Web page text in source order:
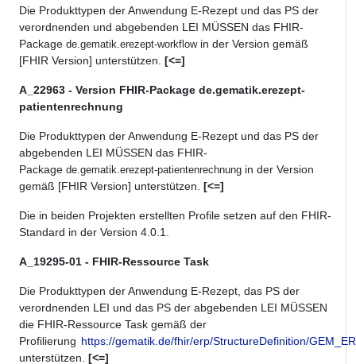
Die Produkttypen der Anwendung E-Rezept und das PS der
verordnenden und abgebenden LEI MÜSSEN das FHIR-
Package de.gematik.erezept-workflowin der Version gemäß
[FHIR Version] unterstützen. [<=]
A_22963 - Version FHIR-Package de.gematik.erezept-
patientenrechnung
Die Produkttypen der Anwendung E-Rezept und das PS der
abgebenden LEI MÜSSEN das FHIR-
Package de.gematik.erezept-patientenrechnung in der Version
gemäß [FHIR Version] unterstützen. [<=]
Die in beiden Projekten erstellten Profile setzen auf den FHIR-
Standard in der Version 4.0.1.
A_19295-01 - FHIR-Ressource Task
Die Produkttypen der Anwendung E-Rezept, das PS der
verordnenden LEI und das PS der abgebenden LEI MÜSSEN
die FHIR-Ressource Task gemäß der
Profilierung https://gematik.de/fhir/erp/StructureDefinition/
unterstützen. [<=]